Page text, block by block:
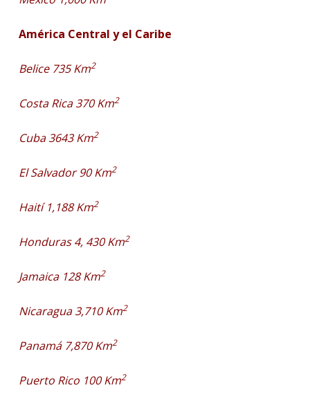
América Central y el Caribe
Belice 735 Km2
Costa Rica 370 Km2
Cuba 3643 Km2
El Salvador 90 Km2
Haití 1,188 Km2
Honduras 4, 430 Km2
Jamaica 128 Km2
Nicaragua 3,710 Km2
Panamá 7,870 Km2
Puerto Rico 100 Km2